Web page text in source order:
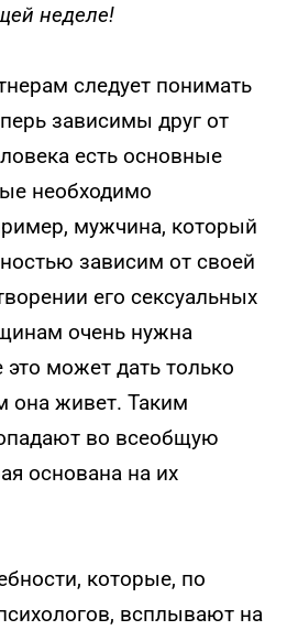
неделе!
следует понимать
зависимы друг от
есть основные
необходимо
мужчина, который
зависим от своей
его сексуальных
очень нужна
может дать только
она живет. Таким
во всеобщую
основана на их
которые, по
всплывают на